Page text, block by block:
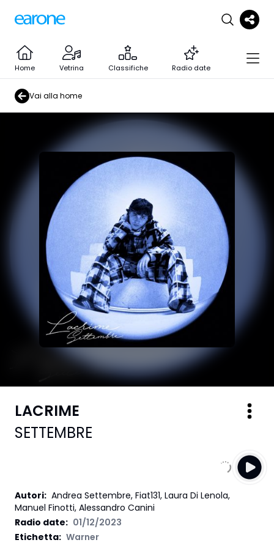
Home Vetrina Classifiche Radio date
Vai alla home
LACRIME
SETTEMBRE
Autori: Andrea Settembre, Fiat131, Laura Di Lenola,
Manuel Finotti, Alessandro Canini
Radio date: 01/12/2023
Etichetta: Warner